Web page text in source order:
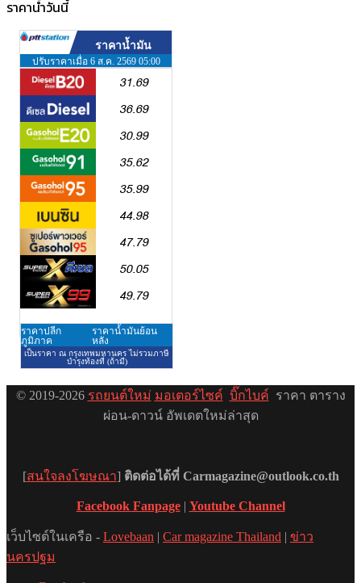
ราคาน้ำวันนี้
© 2019-2026 รถยนต์ใหม่ มอเตอร์ไซค์ บิ๊กไบค์ ราคา ตาราง
ผ่อน-ดาวน์ อัพเดตใหม่ล่าสุด
[สนใจลงโฆษณา] ติดต่อได้ที่ Carmagazine@outlook.co.th
Facebook Fanpage| Youtube Channel
เว็บไซต์ในเครือ - Lovebaan | Car magazine Thailand | ข่าว
นครปฐม